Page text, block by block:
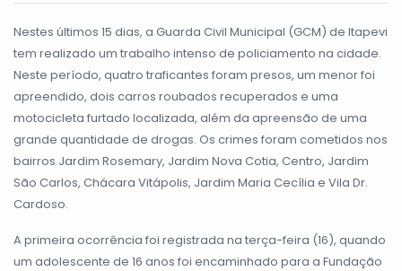
Nestes últimos 15 dias, a Guarda Civil Municipal (GCM) de Itapevi
tem realizado um trabalho intenso de policiamento na cidade.
Neste período, quatro traficantes foram presos, um menor foi
apreendido, dois carros roubados recuperados e uma
motocicleta furtado localizada, além da apreensão de uma
grande quantidade de drogas. Os crimes foram cometidos nos
bairros Jardim Rosemary, Jardim Nova Cotia, Centro, Jardim
São Carlos, Chácara Vitápolis, Jardim Maria Cecília e Vila Dr.
Cardoso.
A primeira ocorrência foi registrada na terça-feira (16), quando
um adolescente de 16 anos foi encaminhado para a Fundação